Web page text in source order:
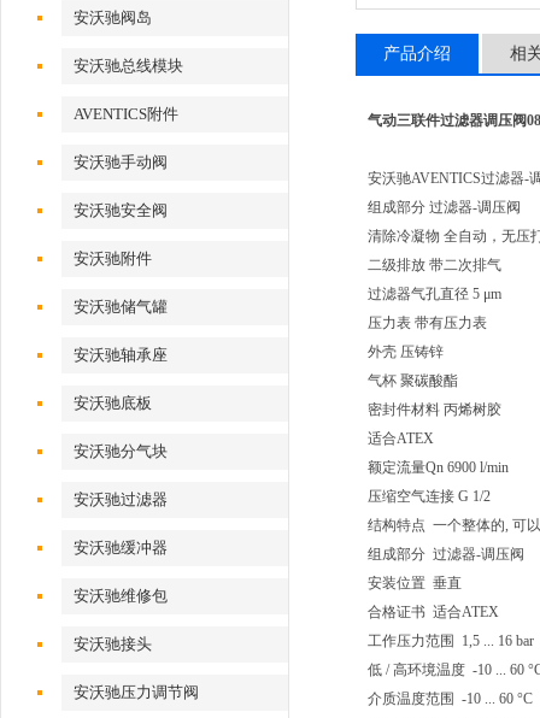
安沃驰阀岛
安沃驰总线模块
AVENTICS附件
安沃驰手动阀
安沃驰安全阀
安沃驰附件
安沃驰储气罐
安沃驰轴承座
安沃驰底板
安沃驰分气块
安沃驰过滤器
安沃驰缓冲器
安沃驰维修包
安沃驰接头
安沃驰压力调节阀
产品介绍 相
气动三联件过滤器调压阀
安沃驰AVENTICS过滤器-
组成部分 过滤器-调压阀
清除冷凝物 全自动，无压
二级排放 带二次排气
过滤器气孔直径 5 μm
压力表 带有压力表
外壳 压铸锌
气杯 聚碳酸酯
密封件材料 丙烯树胶
适合ATEX
额定流量Qn 6900 l/min
压缩空气连接 G 1/2
结构特点 一个整体的, 可
组成部分 过滤器-调压阀
安装位置 垂直
合格证书 适合ATEX
工作压力范围 1,5 ... 16 bar
低 / 高环境温度 -10 ... 60
介质温度范围 -10 ... 60 °C